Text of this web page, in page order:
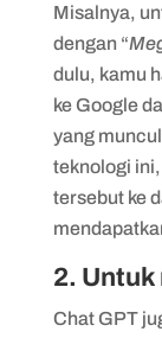
Misalnya,
dengan “
dulu, kamu
ke Google
yang
teknologi
tersebut ke
2.
Chat GPT